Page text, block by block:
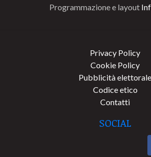
Programmazione e layout
Privacy Policy
Cookie Policy
Pubblicità elettorale
Codice etico
Contatti
SOCIAL